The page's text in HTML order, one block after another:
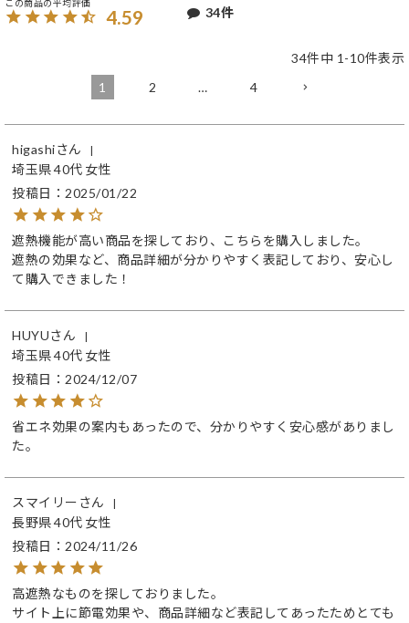
4.59 34
34件中 1 -10件表示
1
2 … 4
higashi
埼玉県40代 女性
投稿日
2025/01/22
遮熱機能が高い商品を探しており、こちらを購入しました。
遮熱の効果など、商品詳細が分かりやすく表記しており、安心し
て購入できました！
HUYU
埼玉県40代 女性
投稿日
2024/12/07
省エネ効果の案内もあったので、分かりやすく安心感がありまし
た。
スマイリー
長野県40代 女性
投稿日
2024/11/26
高遮熱なものを探しておりました。
サイト上に節電効果や、商品詳細など表記してあったためとても